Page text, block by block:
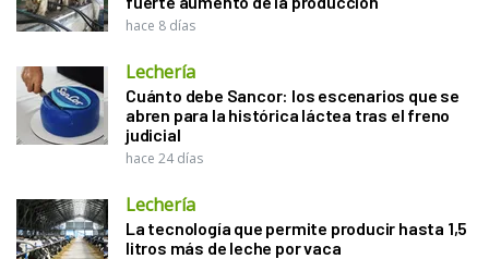
hace 8 días
Lechería
Cuánto debe Sancor: los escenarios que se
abren para la histórica láctea tras el freno
judicial
hace 24 días
Lechería
La tecnología que permite producir hasta 1,5
litros más de leche por vaca